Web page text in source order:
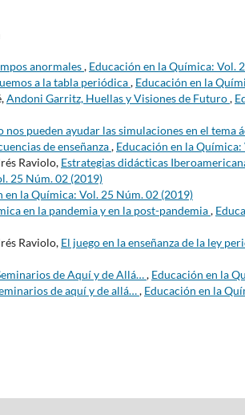
anormales, Educación en la Química: Vol.
a la tabla periódica, Educación en la
Andoni Garritz, Huellas y Visiones de Futuro,
nos pueden ayudar las simulaciones en el tema
de enseñanza, Educación en la
Raviolo, Estrategias didácticas
25 Núm. 02 (2019)
en la Química: Vol. 25 Núm. 02 (2019)
en la pandemia y en la post-pandemia,
Raviolo, El juego en la enseñanza de la ley
de Aquí y de Allá…, Educación en la
de aquí y de allá…, Educación en la